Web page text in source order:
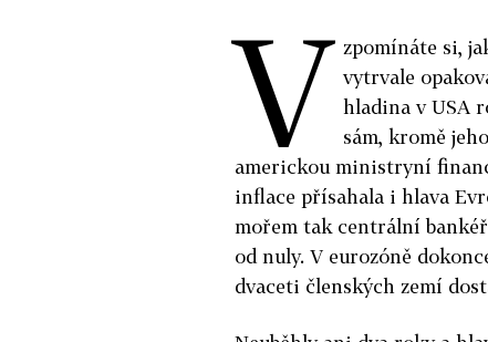
V zpomínáte si,
vytrvale
hladina v USA
sám, kromě
americkou ministryní
inflace přísahala i hlava
mořem tak centrální
od nuly. V eurozóně
dvaceti členských zemí